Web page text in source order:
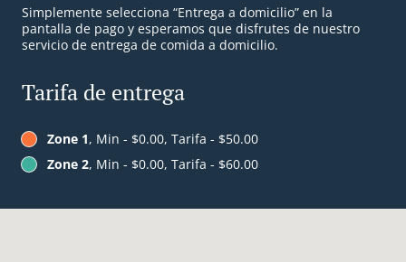
Simplemente selecciona “Entrega a domicilio” en la
pantalla de pago y esperamos que disfrutes de nuestro
servicio de entrega de comida a domicilio.
Tarifa de entrega
Zone 1, Min - $0.00, Tarifa - $50.00
Zone 2, Min - $0.00, Tarifa - $60.00